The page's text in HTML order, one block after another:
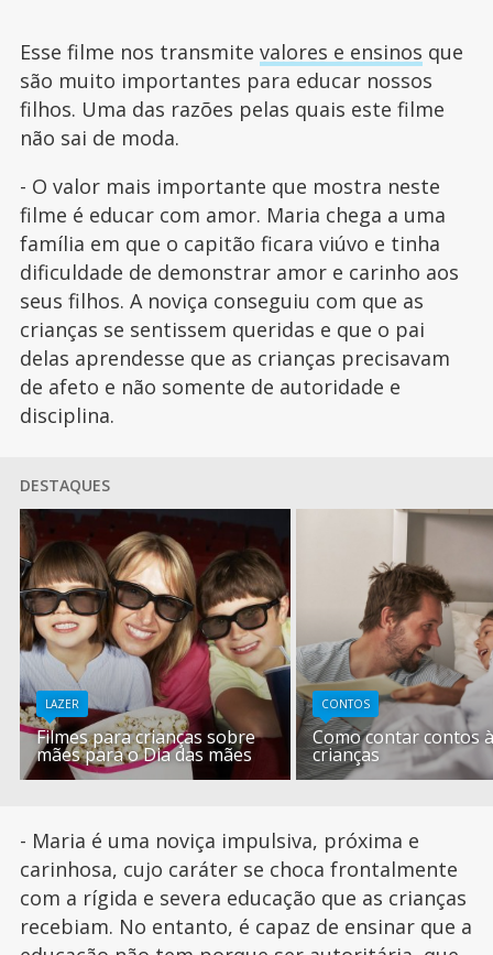
Esse filme nos transmite valores e ensinos que
são muito importantes para educar nossos
filhos. Uma das razões pelas quais este filme
não sai de moda.
- O valor mais importante que mostra neste
filme é educar com amor. Maria chega a uma
família em que o capitão ficara viúvo e tinha
dificuldade de demonstrar amor e carinho aos
seus filhos. A noviça conseguiu com que as
crianças se sentissem queridas e que o pai
delas aprendesse que as crianças precisavam
de afeto e não somente de autoridade e
disciplina.
DESTAQUES
LAZER
Filmes para crianças sobre
mães para o Dia das mães
CONTOS
Como contar contos
crianças
- Maria é uma noviça impulsiva, próxima e
carinhosa, cujo caráter se choca frontalmente
com a rígida e severa educação que as crianças
recebiam. No entanto, é capaz de ensinar que a